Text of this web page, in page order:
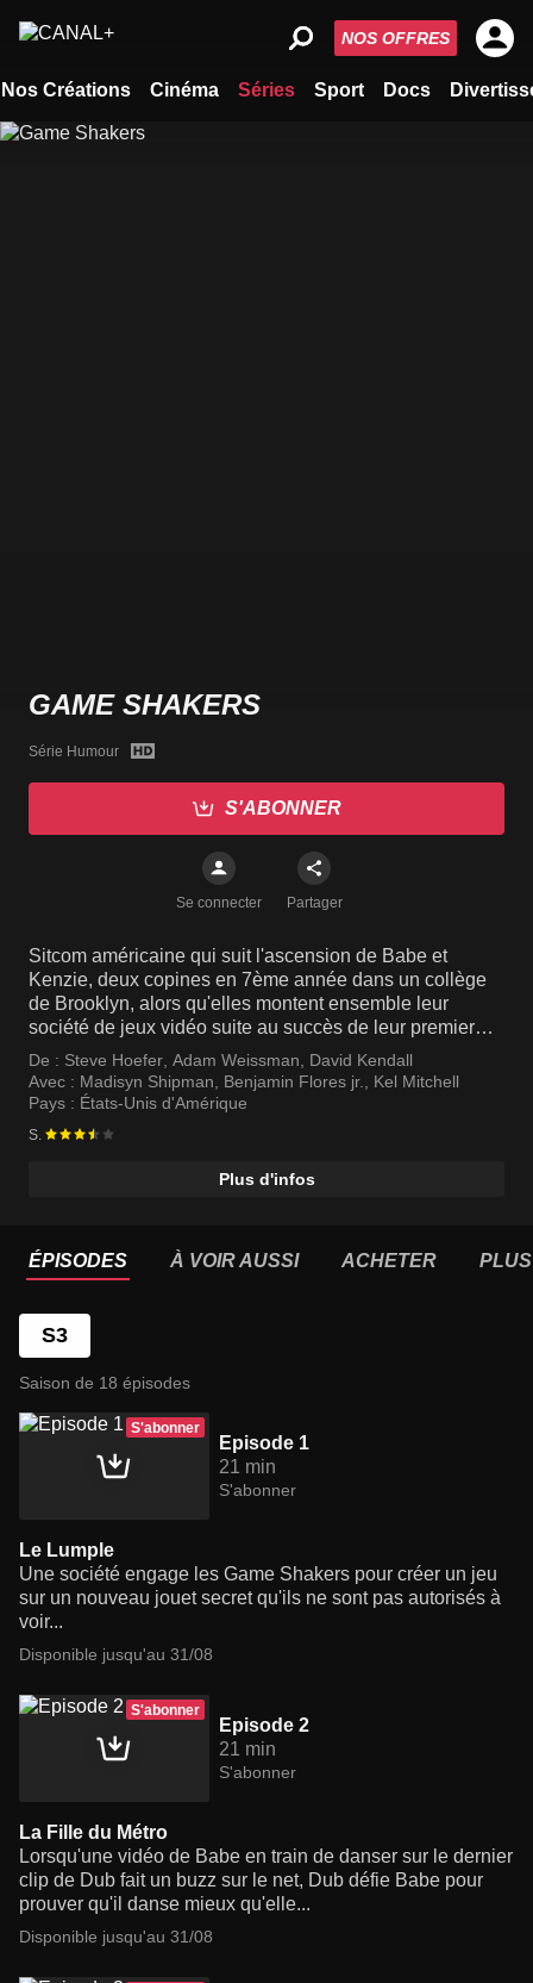
Nos Créations Cinéma Séries Sport Docs
NOS OFFRES
GAME SHAKERS
Série Humour
S'ABONNER
Se connecter Partager
Sitcom américaine qui suit l'ascension de Babe et
Kenzie, deux copines en 7ème année dans un collège
de Brooklyn, alors qu'elles montent ensemble leur
société de jeux vidéo suite au succès de leur premier
essai pour un devoir. Ayant utilisé une chanson du
rappeur Double G sans son autorisation, ils trouvent
ensemble un compromis et les invite lui et son fils Triple
De : Steve Hoefer, Adam Weissman, David Kendall
Avec : Madisyn Shipman, Benjamin Flores jr., Kel Mitchell
Pays : États-Unis d'Amérique
S.
Plus d'infos
ÉPISODES À VOIR AUSSI ACHETER
S3
Saison de 18 épisodes
S'abonner
Episode 1
21 min
S'abonner
Le Lumple
Une société engage les Game Shakers pour créer un jeu
sur un nouveau jouet secret qu'ils ne sont pas autorisés à
voir...
Disponible jusqu'au 31/08
S'abonner
Episode 2
21 min
S'abonner
La Fille du Métro
Lorsqu'une vidéo de Babe en train de danser sur le dernier
clip de Dub fait un buzz sur le net, Dub défie Babe pour
prouver qu'il danse mieux qu'elle...
Disponible jusqu'au 31/08